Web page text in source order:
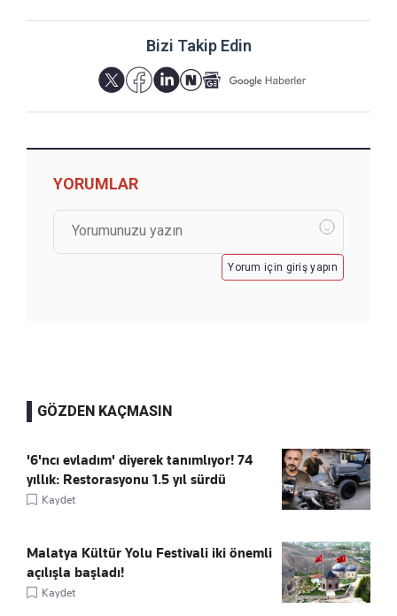
Bizi Takip Edin
YORUMLAR
Yorum için giriş yapın
GÖZDEN KAÇMASIN
'6'ncı evladım' diyerek tanımlıyor! 74
yıllık: Restorasyonu 1.5 yıl sürdü
Kaydet
Malatya Kültür Yolu Festivali iki önemli
açılışla başladı!
Kaydet